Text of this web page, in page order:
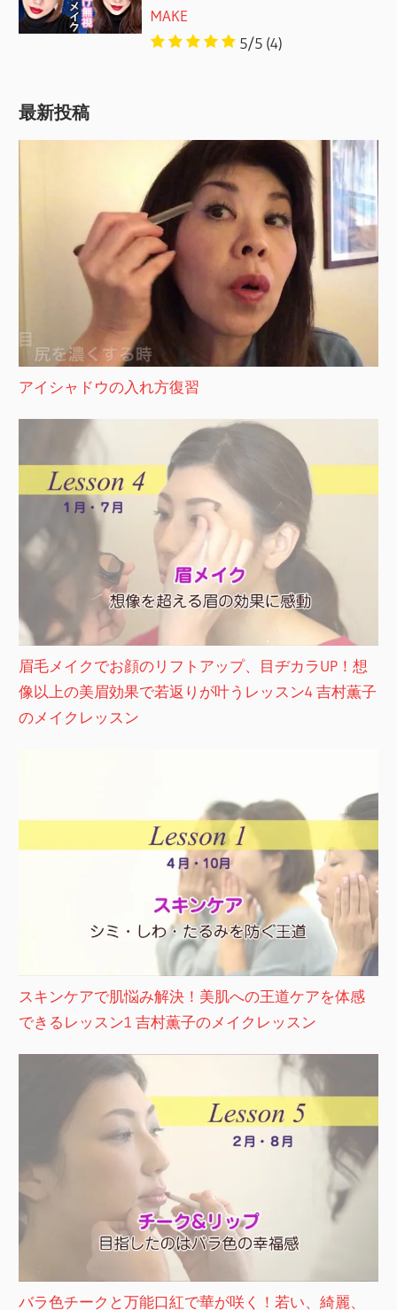
MAKE
5/5 (4)
最新投稿
アイシャドウの入れ方復習
眉毛メイクでお顔のリフトアップ、目ヂカラUP！想
像以上の美眉効果で若返りが叶うレッスン4 吉村薫子
のメイクレッスン
スキンケアで肌悩み解決！美肌への王道ケアを体感
できるレッスン1 吉村薫子のメイクレッスン
バラ色チークと万能口紅で華が咲く！若い、綺麗、